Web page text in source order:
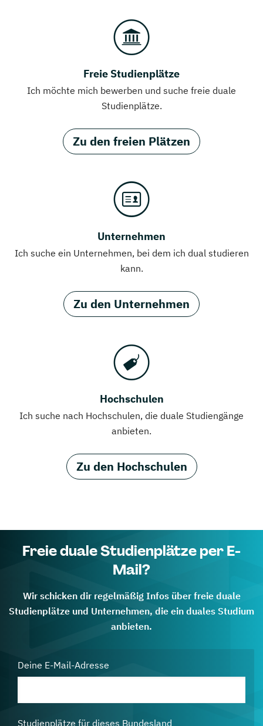
Freie Studienplätze
Ich möchte mich bewerben und suche freie duale
Studienplätze.
Zu den freien Plätzen
Unternehmen
Ich suche ein Unternehmen, bei dem ich dual studieren
kann.
Zu den Unternehmen
Hochschulen
Ich suche nach Hochschulen, die duale Studiengänge
anbieten.
Zu den Hochschulen
Freie duale Studienplätze per E-
Mail?
Wir schicken dir regelmäßig Infos über freie duale
Studienplätze und Unternehmen, die ein duales Studium
anbieten.
Deine E-Mail-Adresse
Studienplätze für dieses Bundesland